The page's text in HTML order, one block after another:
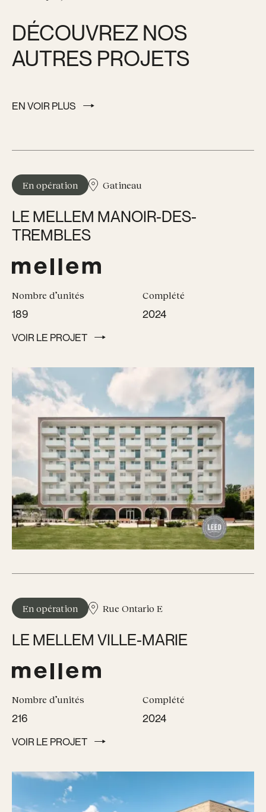
DÉCOUVREZ NOS
AUTRES PROJETS
EN VOIR PLUS
En opération Gatineau
LE MELLEM MANOIR-DES-
TREMBLES
Nombre d’unités
189
Complété
2024
VOIR LE PROJET
En opération Rue Ontario E
LE MELLEM VILLE-MARIE
Nombre d’unités
216
Complété
2024
VOIR LE PROJET